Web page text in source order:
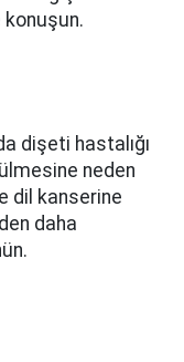
konuşun.
dişeti hastalığı
neden
dil kanserine
daha